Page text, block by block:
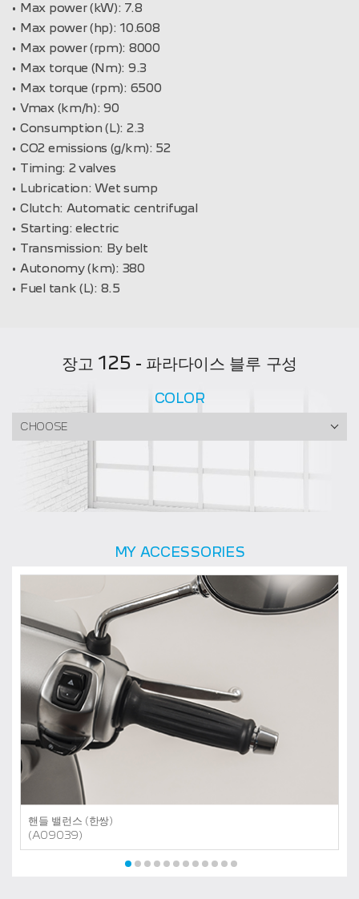
Max power (kW): 7.8
Max power (hp): 10.608
Max power (rpm): 8000
Max torque (Nm): 9.3
Max torque (rpm): 6500
Vmax (km/h): 90
Consumption (L): 2.3
CO2 emissions (g/km): 52
Timing: 2 valves
Lubrication: Wet sump
Clutch: Automatic centrifugal
Starting: electric
Transmission: By belt
Autonomy (km): 380
Fuel tank (L): 8.5
장고 125 - 파라다이스 블루 구성
COLOR
CHOOSE
MY ACCESSORIES
핸들 밸런스 (한쌍)
(A09039)